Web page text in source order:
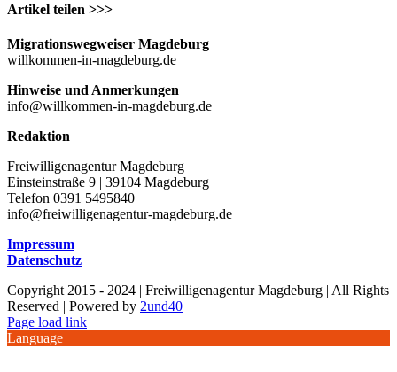
Artikel teilen >>>
Facebook
X
WhatsApp
Pinterest
E-
Mail
Migrationswegweiser Magdeburg
willkommen-in-magdeburg.de
Hinweise und Anmerkungen
info@willkommen-in-magdeburg.de
Redaktion
Freiwilligenagentur Magdeburg
Einsteinstraße 9 | 39104 Magdeburg
Telefon 0391 5495840
info@freiwilligenagentur-magdeburg.de
Impressum
Datenschutz
Copyright 2015 - 2024 | Freiwilligenagentur Magdeburg | All Rights
Reserved | Powered by 2und40
Facebook
Instagram
YouTube
Page load link
Language